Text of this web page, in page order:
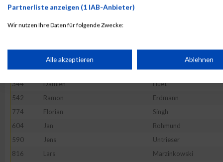
461
Andreas
David
662
Michael Stohl
344
Damien Huet
542
Ramon Erdmann
774
Florian Singh
604
Jan Rohmund
590
Jens Untrieser
816
Lars Marzinkowski
Partnerliste anzeigen (1 IAB-Anbieter)
Wir nutzen Ihre Daten für folgende Zwecke:
Speichern von oder Zugriff auf Informationen auf einem
Verwendung reduzierter Daten zur Auswahl von Werbeanzeigen
Erstellung von Profilen für personalisierte Werbung
Alle akzeptieren Ablehnen